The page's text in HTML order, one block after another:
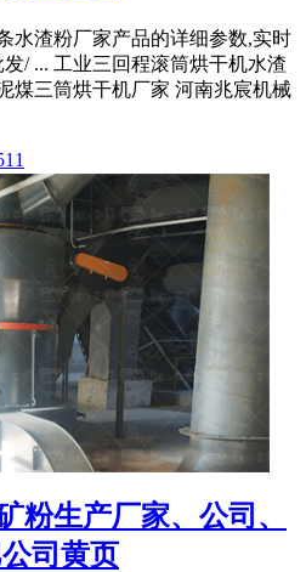
水渣粉厂家产品的详细参数,实时
/ ... 工业三回程滚筒烘干机水渣
煤三筒烘干机厂家 河南兆宸机械
粉生产厂家、公司、
司黄页